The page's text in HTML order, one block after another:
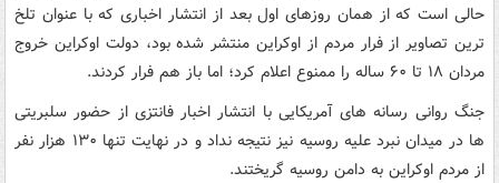
حالی است که از همان روزهای اول بعد از انتشار اخباری که با عنوان تلخ
ترین تصاویر از فرار مردم از اوکراین منتشر شده بود، دولت اوکراین خروج
مردان ۱۸ تا ۶۰ ساله را ممنوع اعلام کرد؛ اما باز هم فرار کردند.
جنگ روانی رسانه های آمریکایی با انتشار اخبار فانتزی از حضور سلبریتی
ها در میدان نبرد علیه روسیه نیز نتیجه نداد و در نهایت تنها ۱۳۰ هزار نفر
از مردم اوکراین به دامن روسیه گریختند.